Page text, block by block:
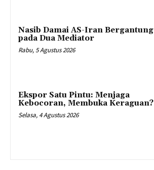
Nasib Damai AS-Iran Bergantung
pada Dua Mediator
Rabu, 5 Agustus 2026
Ekspor Satu Pintu: Menjaga
Kebocoran, Membuka Keraguan?
Selasa, 4 Agustus 2026